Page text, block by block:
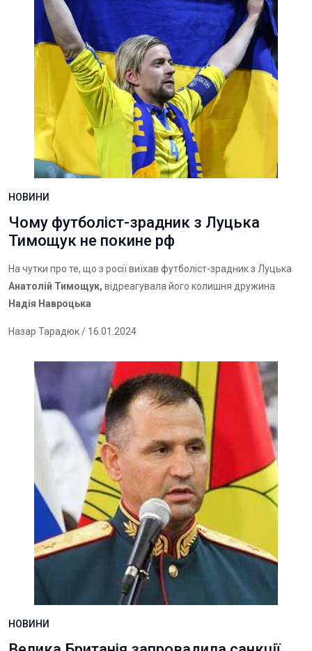
НОВИНИ
Чому футболіст-зрадник з Луцька
Тимощук не покине рф
На чутки про те, що з росії виїхав футболіст-зрадник з Луцька
Анатолій Тимощук, відреагувала його колишня дружина
Надія Навроцька
Назар Тарадюк/ 16.01.2024
НОВИНИ